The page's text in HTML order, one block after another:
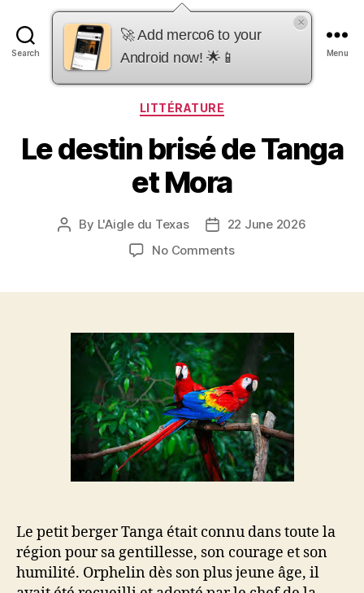
Search
merco6
Menu
Categories
LITTÉRATURE
Le destin brisé de Tanga
et Mora
Post
By L'Aigle du Texas
Post22 June 2026
No Commentson
Mora
Le petit berger Tanga était connu dans toute la
région pour sa gentillesse, son courage et son
humilité. Orphelin dès son plus jeune âge, il
🚀 Add merco6 to your
Android now! 🌟📱
×